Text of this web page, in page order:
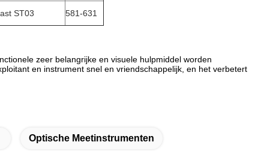
ST03 581-631
zeer belangrijke en visuele hulpmiddel worden
en instrument snel en vriendschappelijk, en het verbetert
Optische Meetinstrumenten